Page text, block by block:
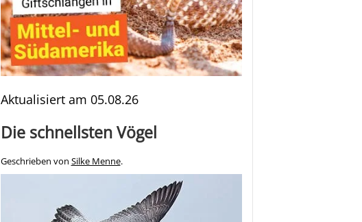
Aktualisiert am 05.08.26
Die schnellsten Vögel
Geschrieben von Silke Menne.